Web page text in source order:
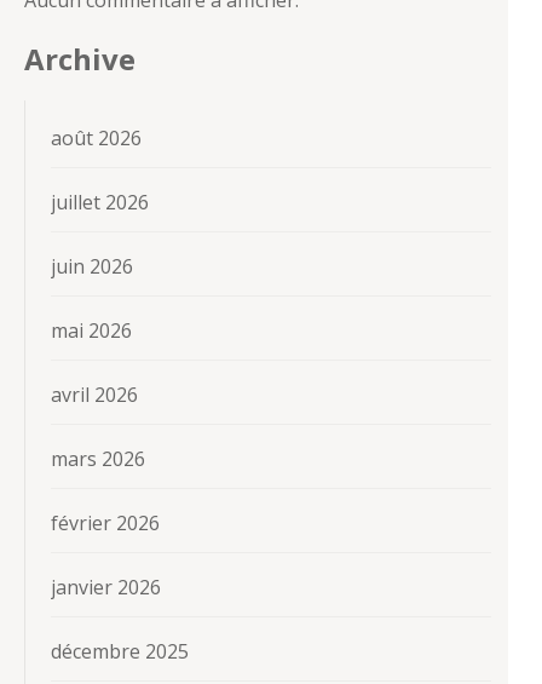
Archive
août 2026
juillet 2026
juin 2026
mai 2026
avril 2026
mars 2026
février 2026
janvier 2026
décembre 2025